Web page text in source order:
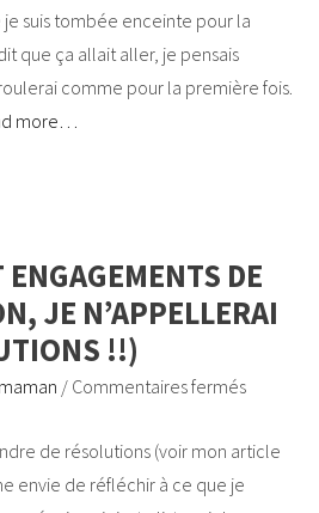
suis tombée enceinte pour la
que ça allait aller, je pensais
comme pour la première fois.
more…
DE
JE N’APPELLERAI
!!)
/ Commentaires fermés
de résolutions (voir mon article
envie de réfléchir à ce que je